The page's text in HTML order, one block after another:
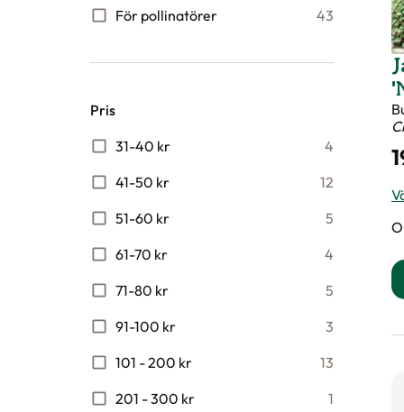
För pollinatörer
43
Pris
31-40 kr
4
41-50 kr
12
51-60 kr
5
61-70 kr
4
71-80 kr
5
91-100 kr
3
101 - 200 kr
13
201 - 300 kr
1